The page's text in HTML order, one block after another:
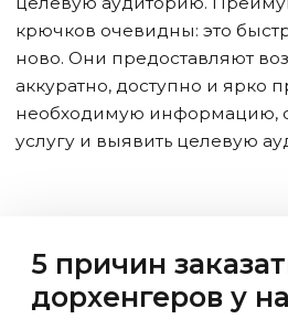
крючков очевидны: это
ново. Они предоставляют
аккуратно, доступно и ярко
необходимую информацию,
услугу и выявить целевую
5 причин
дорхенгеров у